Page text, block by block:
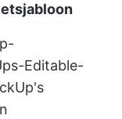
Editable-